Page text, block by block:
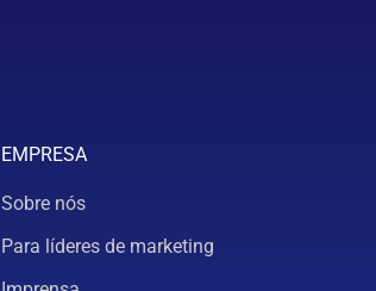
EMPRESA
Sobre nós
Para líderes de marketing